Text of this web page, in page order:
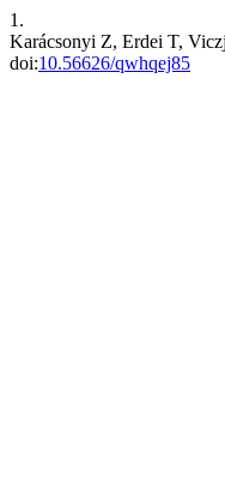
1.
Karácsonyi Z, Erdei T,
doi:10.56626/qwhqej85